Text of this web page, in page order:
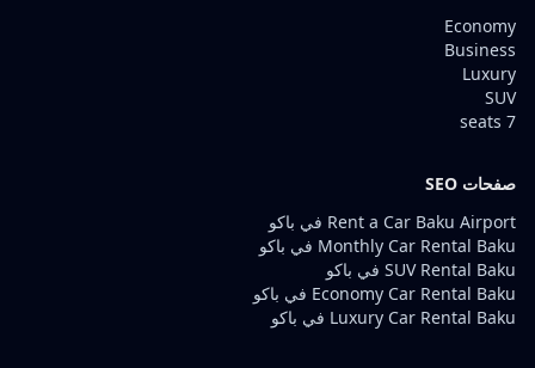
Economy
Business
Luxury
SUV
7 seats
صفحات SEO
Rent a Car Baku Airport في باكو
Monthly Car Rental Baku في باكو
SUV Rental Baku في باكو
Economy Car Rental Baku في باكو
Luxury Car Rental Baku في باكو